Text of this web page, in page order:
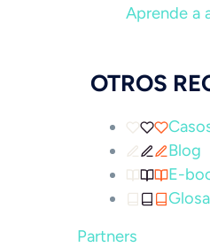
Aprende a
OTROS
Blog
E-
Partners